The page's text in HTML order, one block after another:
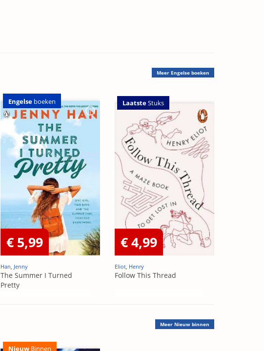
Meer Engelse boeken
Engelse boeken
€ 5,99
Han, Jenny
The Summer I Turned
Pretty
LaatsteStuks
€ 4,99
Eliot, Henry
Follow This Thread
Meer Nieuw binnen
Nieuw Binnen